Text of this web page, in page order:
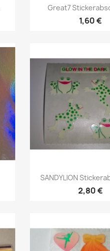
Great7
1,60 €
SANDYLION
2,80 €